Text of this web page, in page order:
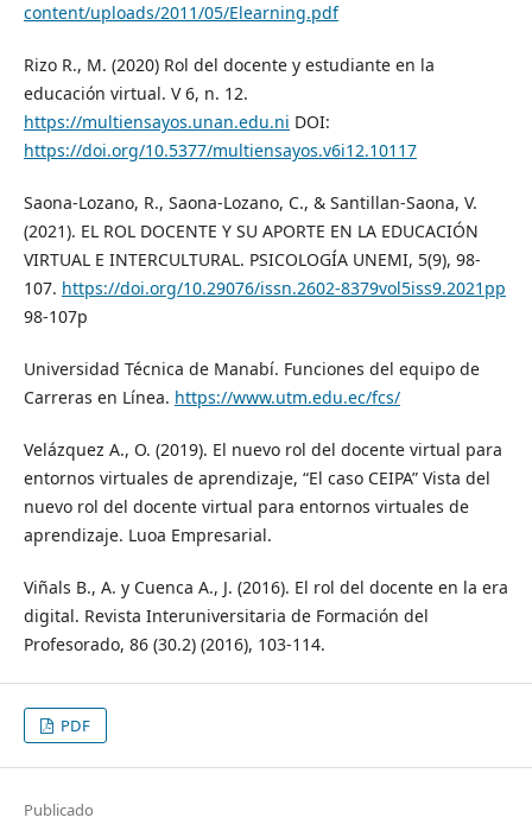
content/uploads/2011/05/Elearning.pdf
Rizo R., M. (2020) Rol del docente y estudiante en la
educación virtual. V 6, n. 12.
https://multiensayos.unan.edu.ni DOI:
https://doi.org/10.5377/multiensayos.v6i12.10117
Saona-Lozano, R., Saona-Lozano, C., & Santillan-Saona, V.
(2021). EL ROL DOCENTE Y SU APORTE EN LA EDUCACIÓN
VIRTUAL E INTERCULTURAL. PSICOLOGÍA UNEMI, 5(9), 98-
107. https://doi.org/10.29076/issn.2602-8379vol5iss9.2021pp
98-107p
Universidad Técnica de Manabí. Funciones del equipo de
Carreras en Línea. https://www.utm.edu.ec/fcs/
Velázquez A., O. (2019). El nuevo rol del docente virtual para
entornos virtuales de aprendizaje, “El caso CEIPA” Vista del
nuevo rol del docente virtual para entornos virtuales de
aprendizaje. Luoa Empresarial.
Viñals B., A. y Cuenca A., J. (2016). El rol del docente en la era
digital. Revista Interuniversitaria de Formación del
Profesorado, 86 (30.2) (2016), 103-114.
PDF
Publicado